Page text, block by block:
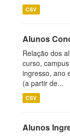
CSV
Alunos
Relação dos
curso,
ingresso, ano
(a partir de...
CSV
Alunos